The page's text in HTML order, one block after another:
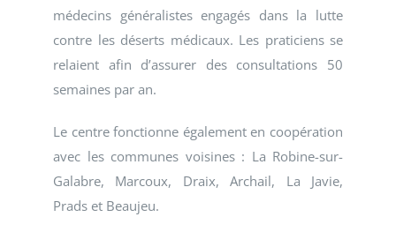
médecins généralistes engagés dans la lutte
contre les déserts médicaux. Les praticiens se
relaient afin d’assurer des consultations 50
semaines par an.
Le centre fonctionne également en coopération
avec les communes voisines : La Robine-sur-
Galabre, Marcoux, Draix, Archail, La Javie,
Prads et Beaujeu.